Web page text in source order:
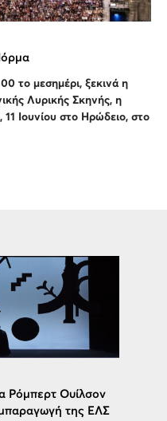
το μεσημέρι, ξεκινά η
Λυρικής Σκηνής, η
11 Ιουνίου στο Ηρώδειο, στο
Ρόμπερτ Ουίλσον
της ΕΛΣ